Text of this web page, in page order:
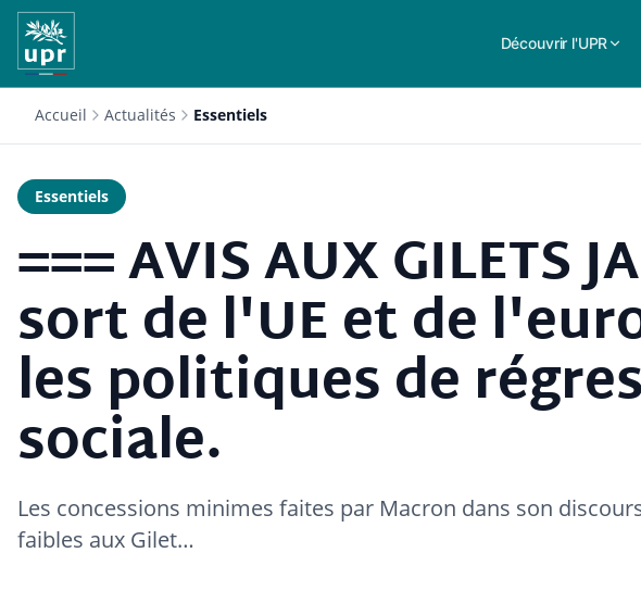
Découvrir l'UPR
Accueil Actualités Essentiels
Essentiels
=== AVIS AUX GILETS
sort de l'UE et de
les politiques de
sociale.
Les concessions minimes faites par Macron dans son
faibles aux Gilet…